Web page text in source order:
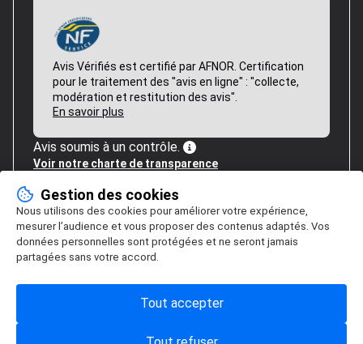
Avis Vérifiés est certifié par AFNOR. Certification
pour le traitement des "avis en ligne" : "collecte,
modération et restitution des avis".
En savoir plus
Avis soumis à un contrôle.
Voir notre charte de transparence
Gestion des cookies
Nous utilisons des cookies pour améliorer votre expérience,
mesurer l’audience et vous proposer des contenus adaptés. Vos
données personnelles sont protégées et ne seront jamais
partagées sans votre accord.
Tout accepter